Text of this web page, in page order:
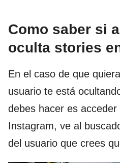
Como saber si
oculta stories
En el caso de que
usuario te está
debes hacer es
Instagram, ve al
del usuario que crees